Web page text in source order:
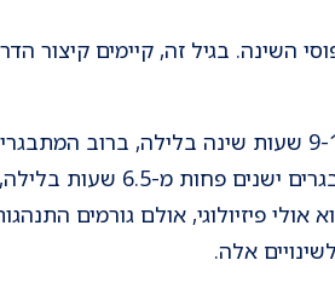
השינה. בגיל זה, קיימים קיצור
למרות שמחקרים מצביעים על כך, שמתבגרים זקוקים ל-9-10 שעות
פיזיולוגי, אולם גורמים
אלה.